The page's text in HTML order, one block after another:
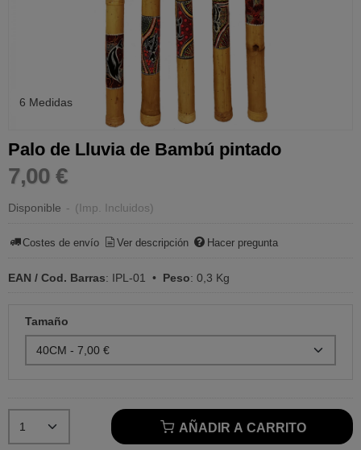
6 Medidas
Palo de Lluvia de Bambú pintado
7,00 €
Disponible - (Imp. Incluidos)
Costes de envío Ver descripción Hacer pregunta
EAN / Cod. Barras: IPL-01 • Peso: 0,3 Kg
Tamaño
AÑADIR A CARRITO